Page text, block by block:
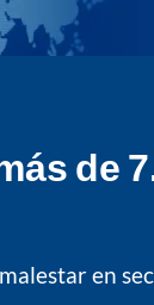
de
en